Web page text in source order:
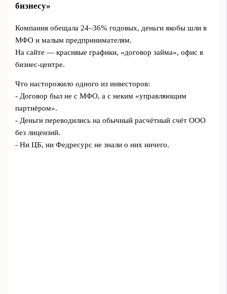
бизнесу»
Компания обещала 24–36% годовых, деньги якобы шли в
МФО и малым предпринимателям.
На сайте — красивые графики, «договор займа», офис в
бизнес-центре.
Что насторожило одного из инвесторов:
- Договор был не с МФО, а с неким «управляющим
партнёром».
- Деньги переводились на обычный расчётный счёт ООО
без лицензий.
- Ни ЦБ, ни Федресурс не знали о них ничего.